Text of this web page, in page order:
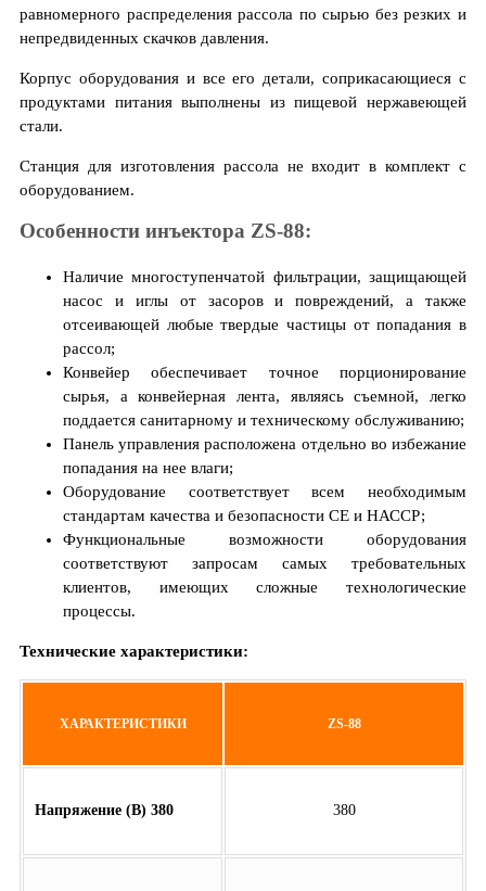
равномерного распределения рассола по сырью без резких и
непредвиденных скачков давления.
Корпус оборудования и все его детали, соприкасающиеся с
продуктами питания выполнены из пищевой нержавеющей
стали.
Станция для изготовления рассола не входит в комплект с
оборудованием.
Особенности инъектора ZS-88:
Наличие многоступенчатой фильтрации, защищающей
насос и иглы от засоров и повреждений, а также
отсеивающей любые твердые частицы от попадания в
рассол;
Конвейер обеспечивает точное порционирование
сырья, а конвейерная лента, являясь съемной, легко
поддается санитарному и техническому обслуживанию;
Панель управления расположена отдельно во избежание
попадания на нее влаги;
Оборудование соответствует всем необходимым
стандартам качества и безопасности СЕ и НАССР;
Функциональные возможности оборудования
соответствуют запросам самых требовательных
клиентов, имеющих сложные технологические
процессы.
Технические характеристики:
ХАРАКТЕРИСТИКИ ZS-88
Напряжение (В) 380 380